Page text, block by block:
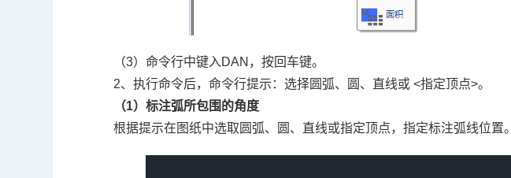
（3）命令行中键入DAN，按回车键。
2、执行命令后，命令行提示：选择圆弧、圆、直线或 <指定顶点>。
（1）标注弧所包围的角度
根据提示在图纸中选取圆弧、圆、直线或指定顶点，指定标注弧线位置。